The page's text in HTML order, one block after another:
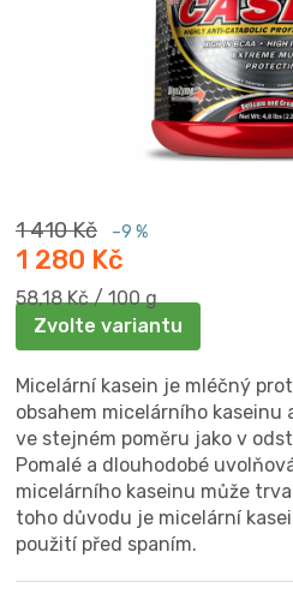
1 410 Kč –9 %
1 280 Kč
Měrná
cena:
58,18 Kč / 100 g
Zvolte variantu
Micelární kasein je mléčný
obsahem micelárního
ve stejném poměru jako v
Pomalé a dlouhodobé
micelárního kaseinu může
toho důvodu je micelární
použití před spaním.